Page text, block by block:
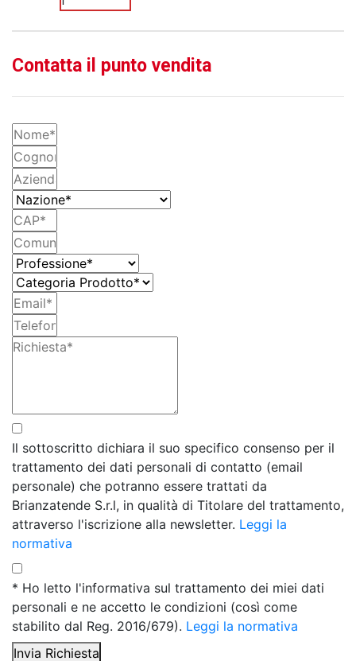
Contatta il punto vendita
Il sottoscritto dichiara il suo specifico consenso per il
trattamento dei dati personali di contatto (email
personale) che potranno essere trattati da
Brianzatende S.r.l, in qualità di Titolare del trattamento,
attraverso l'iscrizione alla newsletter. Leggi la
normativa
* Ho letto l'informativa sul trattamento dei miei dati
personali e ne accetto le condizioni (così come
stabilito dal Reg. 2016/679). Leggi la normativa
Invia Richiesta